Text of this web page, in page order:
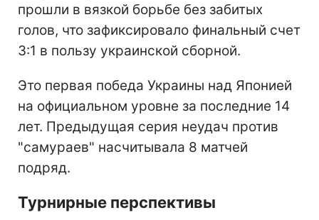
прошли в вязкой борьбе без забитых
голов, что зафиксировало финальный счет
3:1 в пользу украинской сборной.
Это первая победа Украины над Японией
на официальном уровне за последние 14
лет. Предыдущая серия неудач против
"самураев" насчитывала 8 матчей
подряд.
Турнирные перспективы